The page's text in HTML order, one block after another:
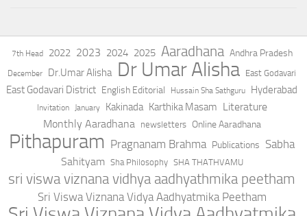
7th Head 2022 2023 2024 2025 Aaradhana Andhra Pradesh
December Dr.Umar Alisha Dr Umar Alisha East Godavari
East Godavari District English Editorial Hussain Sha Sathguru Hyderabad
Invitation January Kakinada Karthika Masam Literature
Monthly Aaradhana
newsletters Online Aaradhana
Pithapuram Pragnanam Brahma Publications Sabha
Sahityam Sha Philosophy SHA THATHVAMU
sri viswa viznana vidhya aadhyathmika peetham
Sri Viswa Viznana Vidya Aadhyatmika Peetham